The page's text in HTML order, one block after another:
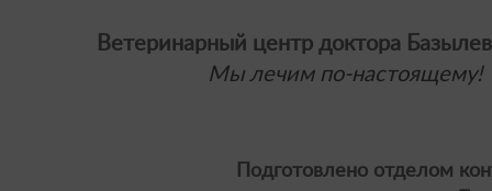
Ветеринарный центр доктора
Мы лечим по-настоящему!
Подготовлено отделом